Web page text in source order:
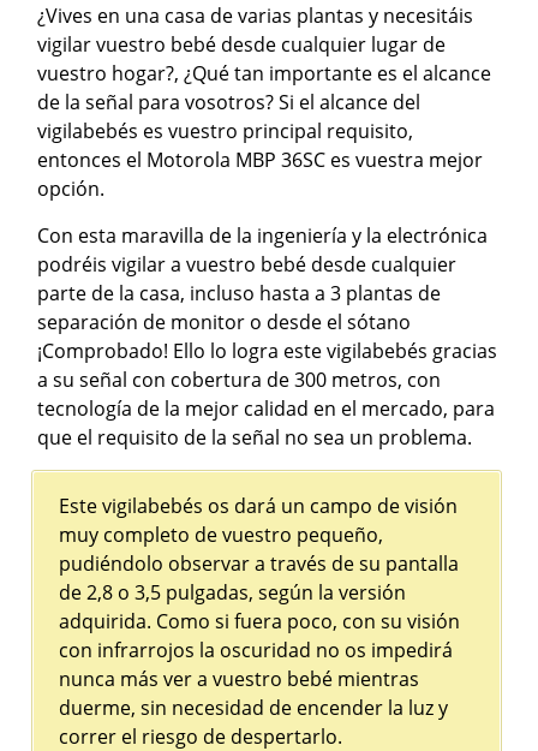
¿Vives en una casa de varias plantas y necesitáis
vigilar vuestro bebé desde cualquier lugar de
vuestro hogar?, ¿Qué tan importante es el alcance
de la señal para vosotros? Si el alcance del
vigilabebés es vuestro principal requisito,
entonces el Motorola MBP 36SC es vuestra mejor
opción.
Con esta maravilla de la ingeniería y la electrónica
podréis vigilar a vuestro bebé desde cualquier
parte de la casa, incluso hasta a 3 plantas de
separación de monitor o desde el sótano
¡Comprobado! Ello lo logra este vigilabebés gracias
a su señal con cobertura de 300 metros, con
tecnología de la mejor calidad en el mercado, para
que el requisito de la señal no sea un problema.
Este vigilabebés os dará un campo de visión
muy completo de vuestro pequeño,
pudiéndolo observar a través de su pantalla
de 2,8 o 3,5 pulgadas, según la versión
adquirida. Como si fuera poco, con su visión
con infrarrojos la oscuridad no os impedirá
nunca más ver a vuestro bebé mientras
duerme, sin necesidad de encender la luz y
correr el riesgo de despertarlo.